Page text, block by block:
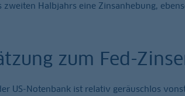
Halbjahrs eine Zinsanhebung,
zum Fed-
US-Notenbank ist relativ geräuschlos